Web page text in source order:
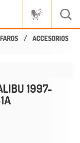
FAROS ACCESORIOS
1997-